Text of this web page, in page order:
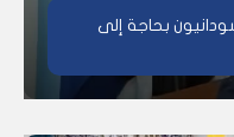
بحاجة إلى